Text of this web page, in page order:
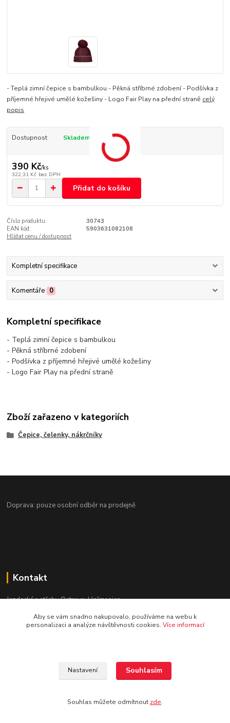
- Teplá zimní čepice s bambulkou - Pěkná stříbrné zdobení - Podšívka z
příjemné hřejivé umělé kožešiny - Logo Fair Play na přední straně celý
popis
Dostupnost Skladem
390 Kč/ks
322,31 Kč bez DPH
Přidat do košíku
Číslo produktu:
30743
EAN kód:
5903631082108
Hlídat cenu / dostupnost
Kompletní specifikace
Komentáře 0
Kompletní specifikace
- Teplá zimní čepice s bambulkou
- Pěkná stříbrné zdobení
- Podšívka z příjemné hřejivé umělé kožešiny
- Logo Fair Play na přední straně
Zboží zařazeno v kategoriích
Čepice, čelenky, nákrčníky
Doprava: pouze osobní odběr na prodejně
Kontakt
Jezdecké potřeby Ostrava-Heřmanice
596 236 147
Aby se vám snadno nakupovalo, používáme na webu k
personalizaci a analýze návštěvnosti cookies. Více informací
Nastavení Souhlasím
Souhlas můžete odmítnout zde.